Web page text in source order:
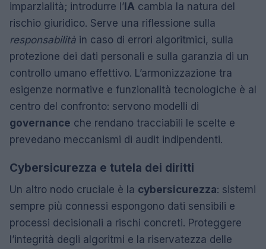
imparzialità; introdurre l’ IA cambia la natura del
rischio giuridico. Serve una riflessione sulla
responsabilità in caso di errori algoritmici, sulla
protezione dei dati personali e sulla garanzia di un
controllo umano effettivo. L’armonizzazione tra
esigenze normative e funzionalità tecnologiche è al
centro del confronto: servono modelli di
governance che rendano tracciabili le scelte e
prevedano meccanismi di audit indipendenti.
Cybersicurezza e tutela dei diritti
Un altro nodo cruciale è la cybersicurezza: sistemi
sempre più connessi espongono dati sensibili e
processi decisionali a rischi concreti. Proteggere
l’integrità degli algoritmi e la riservatezza delle